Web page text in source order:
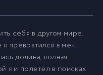
себя в другом мире.
превратился в меч.
долина, полная
я и полетел в поисках